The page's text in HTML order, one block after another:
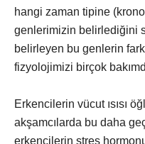
hangi zaman tipine
genlerimizin belirlediğini
belirleyen bu genlerin
fizyolojimizi birçok
Erkencilerin vücut ısısı
akşamcılarda bu daha
erkencilerin stres